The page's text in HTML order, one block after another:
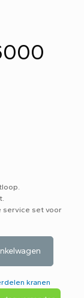
service set voor
kranen